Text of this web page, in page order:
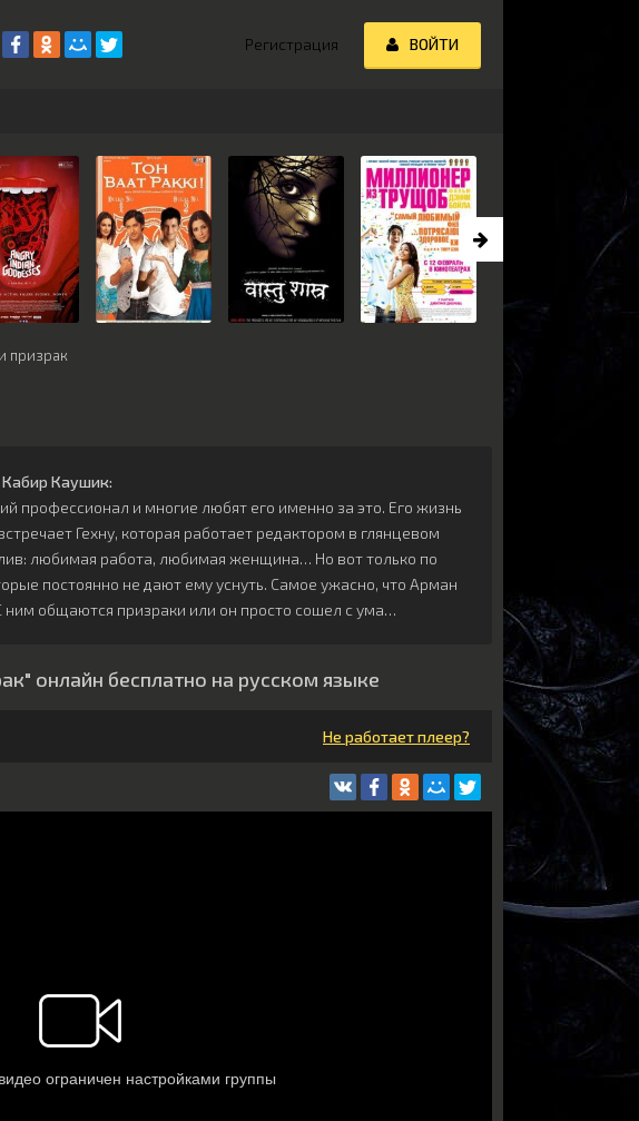
призрак
Кабир Каушик:
профессионал и многие любят его именно за это. Его жизнь
Гехну, которая работает редактором в глянцевом
любимая работа, любимая женщина… Но вот только по
постоянно не дают ему уснуть. Самое ужасно, что Арман
ним общаются призраки или он просто сошел с ума…
онлайн бесплатно на русском языке
Не работает плеер?
Регистрация ВОЙТИ